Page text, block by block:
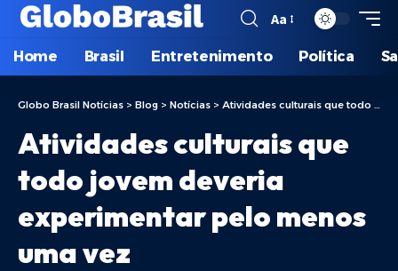
Aa
Home Brasil Entretenimento Política
Globo Brasil Notícias > Blog > Notícias > Atividades culturais que todo jovem deveria experimentar pelo menos uma vez
Atividades culturais que
todo jovem deveria
experimentar pelo menos
uma vez